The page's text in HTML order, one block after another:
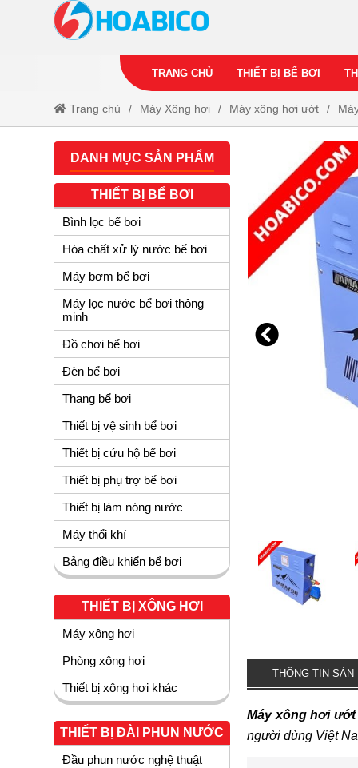
TRANG CHỦ THIẾT BỊ BỂ BƠI
Trang chủ Máy Xông hơi Máy xông hơi ướt
THÔNG TIN SẢN
Máy xông hơi ướt
người dùng Việt
DANH MỤC SẢN PHẨM
THIẾT BỊ BỂ BƠI
Bình lọc bể bơi
Hóa chất xử lý nước bể bơi
Máy bơm bể bơi
Máy lọc nước bể bơi thông
minh
Đồ chơi bể bơi
Đèn bể bơi
Thang bể bơi
Thiết bị vệ sinh bể bơi
Thiết bị cứu hộ bể bơi
Thiết bị phụ trợ bể bơi
Thiết bị làm nóng nước
Máy thổi khí
Bảng điều khiển bể bơi
THIẾT BỊ XÔNG HƠI
Máy xông hơi
Phòng xông hơi
Thiết bị xông hơi khác
THIẾT BỊ ĐÀI PHUN NƯỚC
Đầu phun nước nghệ thuật